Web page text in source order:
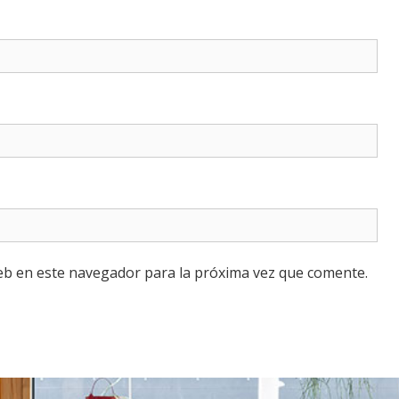
en este navegador para la próxima vez que comente.